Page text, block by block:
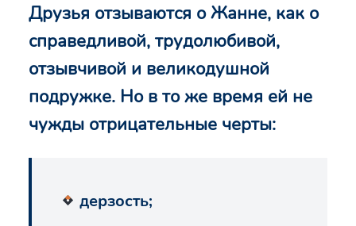
Друзья отзываются о Жанне, как о
справедливой, трудолюбивой,
отзывчивой и великодушной
подружке. Но в то же время ей не
чужды отрицательные черты:
дерзость;